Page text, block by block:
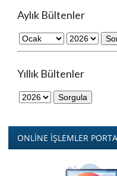
Aylık Bültenler
Yıllık Bültenler
ONLİNE İŞLEMLER